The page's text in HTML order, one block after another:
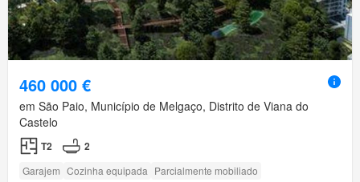
460 000 €
em São Paio, Município de Melgaço, Distrito de Viana do
Castelo
T2 2
Garajem Cozinha equipada Parcialmente mobiliado